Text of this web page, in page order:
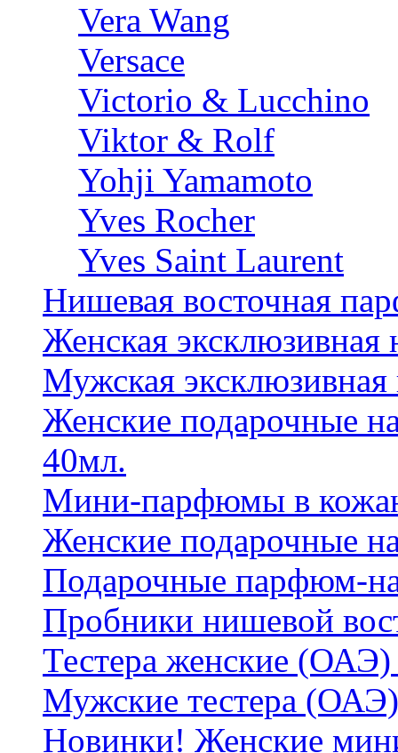
Vera Wang
Versace
Victorio & Lucchino
Viktor & Rolf
Yohji Yamamoto
Yves Rocher
Yves Saint Laurent
Нишевая восточная
Женская
Мужская
Женские подарочные
40мл.
Мини-парфюмы в
Женские подарочные
Подарочные парфюм-
Пробники нишевой
Тестера женские (ОАЭ)
Мужские тестера (ОАЭ)
Новинки! Женские